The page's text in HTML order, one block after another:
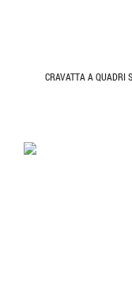
CRAVATTA A QUADRI